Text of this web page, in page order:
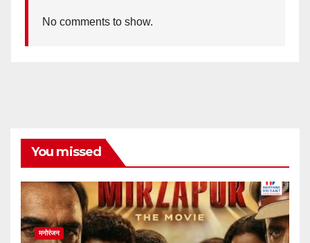
No comments to show.
You missed
मनोरंजन